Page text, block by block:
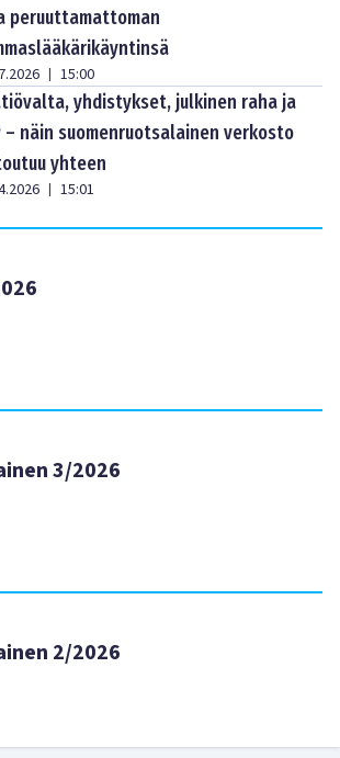
peruuttamattoman
| 15:00
yhdistykset, julkinen raha ja
– näin suomenruotsalainen verkosto
yhteen
| 15:01
3/2026
2/2026